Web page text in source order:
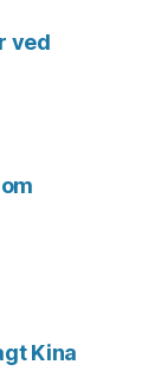
ved
Kina